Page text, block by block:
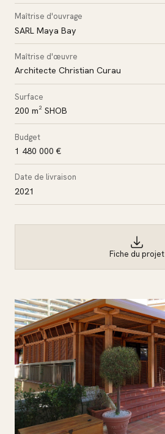
Maîtrise d'ouvrage
SARL Maya Bay
Maîtrise d'œuvre
Architecte Christian Curau
Surface
200 m² SHOB
Budget
1 480 000 €
Date de livraison
2021
Fiche du projet